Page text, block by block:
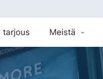
tarjous Meistä